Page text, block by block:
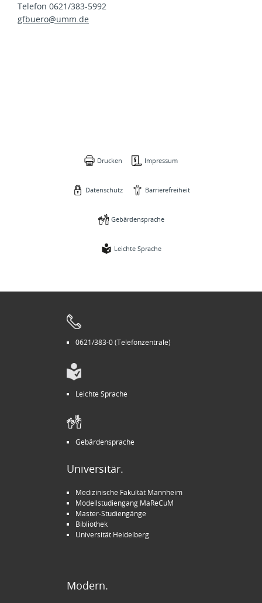
Telefon 0621/383-5992
​​​​​​​gfbuero@umm.de
Drucken Impressum
Datenschutz Barrierefreiheit
Gebärdensprache
Leichte Sprache
0621/383-0 (Telefonzentrale)
Leichte Sprache
Gebärdensprache
Universitär.
Medizinische Fakultät Mannheim
Modellstudiengang MaReCuM
Master-Studiengänge
Bibliothek
Universität Heidelberg
Modern.